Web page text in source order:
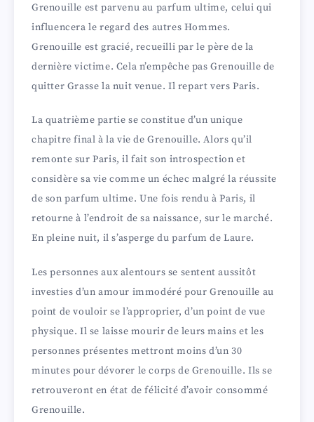
Grenouille est parvenu au parfum ultime, celui qui
influencera le regard des autres Hommes.
Grenouille est gracié, recueilli par le père de la
dernière victime. Cela n’empêche pas Grenouille de
quitter Grasse la nuit venue. Il repart vers Paris.
La quatrième partie se constitue d’un unique
chapitre final à la vie de Grenouille. Alors qu’il
remonte sur Paris, il fait son introspection et
considère sa vie comme un échec malgré la réussite
de son parfum ultime. Une fois rendu à Paris, il
retourne à l’endroit de sa naissance, sur le marché.
En pleine nuit, il s’asperge du parfum de Laure.
Les personnes aux alentours se sentent aussitôt
investies d’un amour immodéré pour Grenouille au
point de vouloir se l’approprier, d’un point de vue
physique. Il se laisse mourir de leurs mains et les
personnes présentes mettront moins d’un 30
minutes pour dévorer le corps de Grenouille. Ils se
retrouveront en état de félicité d’avoir consommé
Grenouille.